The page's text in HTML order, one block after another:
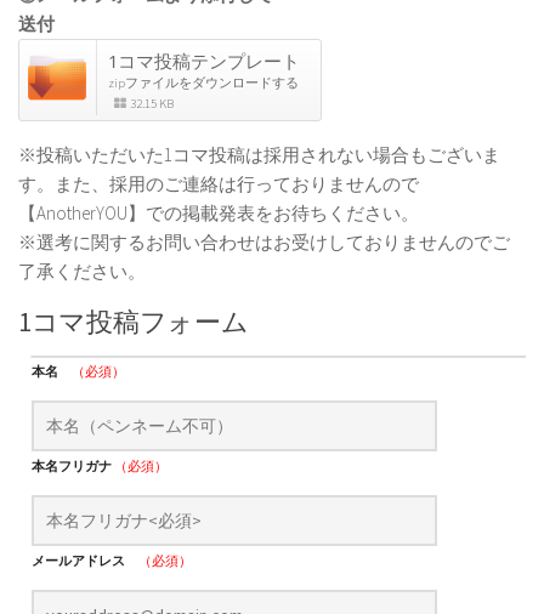
送付
1コマ投稿テンプレート
zipファイルをダウンロードする
32.15 KB
※投稿いただいた1コマ投稿は採用されない場合もございま
す。また、採用のご連絡は行っておりませんので
【AnotherYOU】での掲載発表をお待ちください。
※選考に関するお問い合わせはお受けしておりませんのでご
了承ください。
1コマ投稿フォーム
本名 （必須）
本名フリガナ （必須）
メールアドレス （必須）